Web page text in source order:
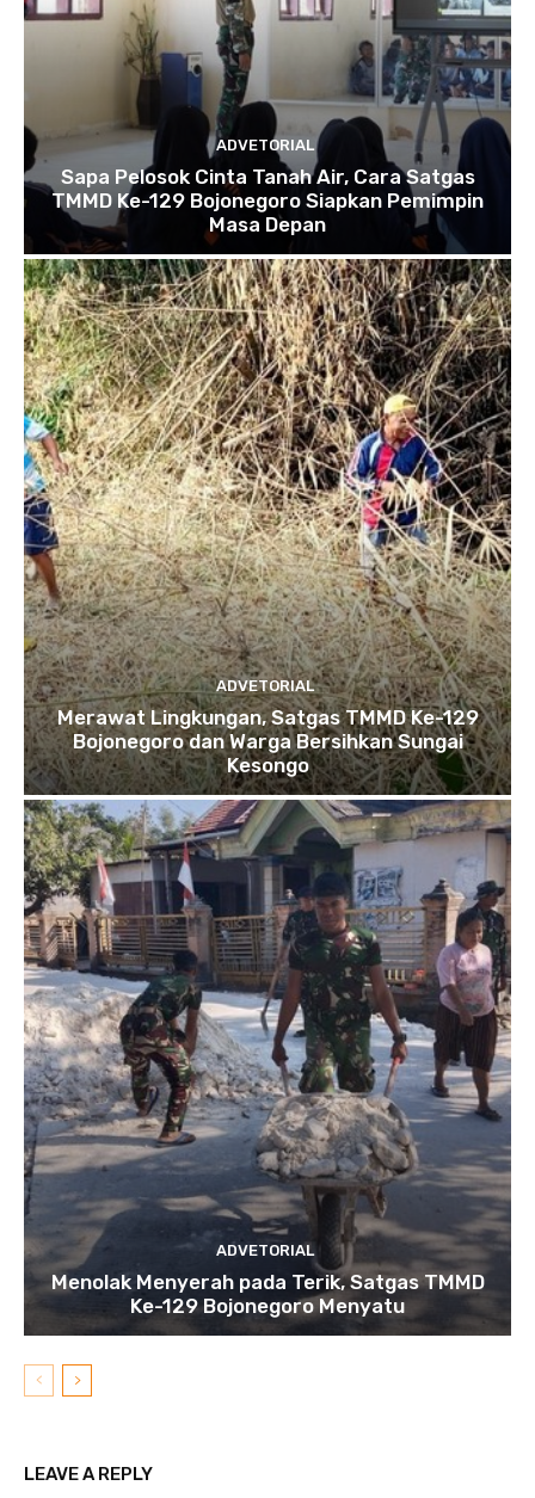
ADVETORIAL
Sapa Pelosok Cinta Tanah Air, Cara Satgas
TMMD Ke-129 Bojonegoro Siapkan Pemimpin
Masa Depan
ADVETORIAL
Merawat Lingkungan, Satgas TMMD Ke-129
Bojonegoro dan Warga Bersihkan Sungai
Kesongo
ADVETORIAL
Menolak Menyerah pada Terik, Satgas TMMD
Ke-129 Bojonegoro Menyatu
LEAVE A REPLY